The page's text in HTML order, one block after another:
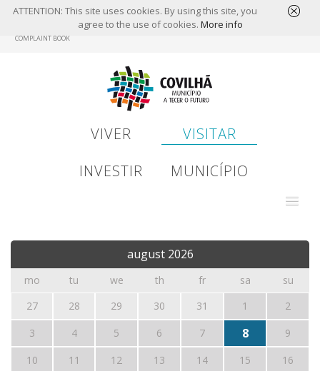
ATTENTION: This site uses cookies. By using this site, you
agree to the use of cookies. More info
COMPLAINT BOOK
VIVER
VISITAR
INVESTIR
MUNICÍPIO
august 2026
mo tu we th fr sa
su
27
28 29 30 31 1
2
3
4 5 6 7 8
9
10
11 12 13 14 15
16